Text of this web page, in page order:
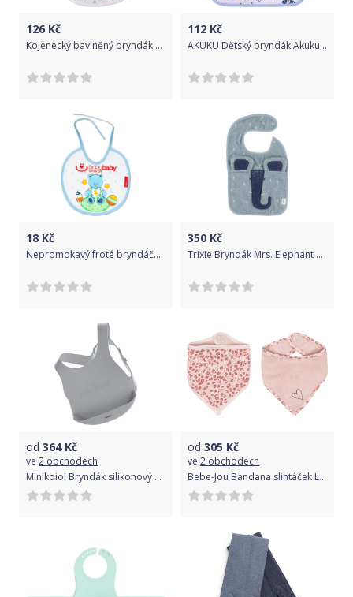
126 Kč
Kojenecký bavlněný bryndák Koala Nature - zelená
112 Kč
AKUKU Dětský bryndák Akuku pro kluky
18 Kč
Nepromokavý froté bryndáček BOBO BABY - medvídek, modrý lem
350 Kč
Trixie Bryndák Mrs. Elephant 2021
od 364Kč
ve 2 obchodech
Minikoioi Bryndák silikonový s kapsou Grey 2021
od 305 Kč
ve 2 obchodech
Bebe-Jou Bandana slintáček Leopard Pink 2ks